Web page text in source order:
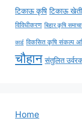
टिकाऊ कृषि टिकाऊ खेती
विविधीकरण बिहार कृषि
कार्ड विकसित कृषि संकल्प
चौहान संतुलित
Home